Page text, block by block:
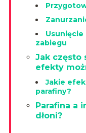
zabiegu
Jak często
efekty
Jakie
parafiny?
Parafina a
dłoni?